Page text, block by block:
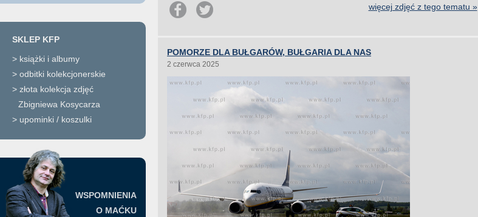
SKLEP KFP
> książki i albumy
> odbitki kolekcjonerskie
> złota kolekcja zdjęć
Zbigniewa Kosycarza
> upominki / koszulki
WSPOMNIENIA
O MAĆKU
więcej zdjęć z tego tematu »
POMORZE DLA BUŁGARÓW, BUŁGARIA DLA NAS
2 czerwca 2025